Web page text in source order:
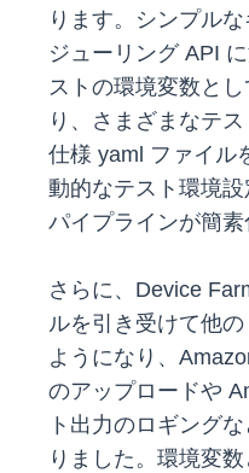
ります。シンプル
ジューリング API
ストの環境変数と
り、さまざまなテ
仕様 yaml ファイル
動的なテスト環境
パイプラインが簡素
さらに、Device
ルを引き受けて他
ようになり、
のアップロードや
ト出力のロギング
りました。環境変